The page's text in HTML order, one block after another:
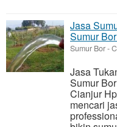
Jasa
Sumur
Sumur Bor-
Jasa
Sumur
Cianjur
mencari